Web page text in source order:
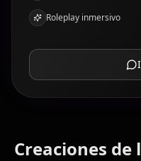
Roleplay inmersivo
Creaciones